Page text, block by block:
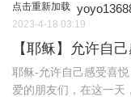
点击重新加载
2023-4-18 03:19
【耶稣】允许自
耶稣-允许自己感受喜
爱的朋友们，在这一天